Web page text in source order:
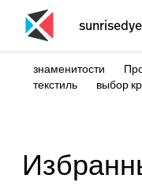
знаменитости
текстиль
выбор